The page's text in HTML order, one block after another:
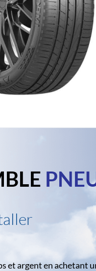
et argent en achetant